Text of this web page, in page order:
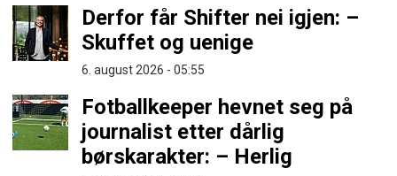
Derfor får Shifter nei igjen: –
Skuffet og uenige
6. august 2026 - 05:55
Fotballkeeper hevnet seg på
journalist etter dårlig
børskarakter: – Herlig